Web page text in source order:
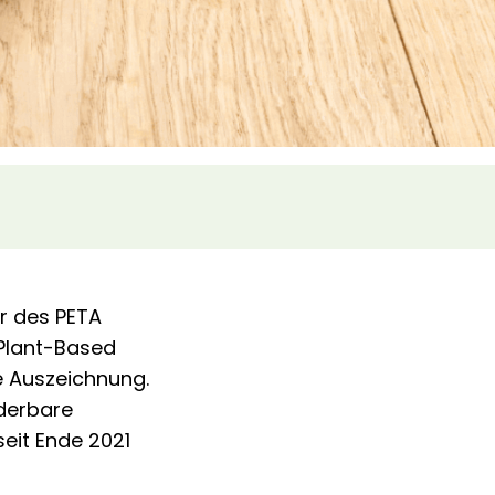
des PETA
Based
Auszeichnung.
Ende 2021